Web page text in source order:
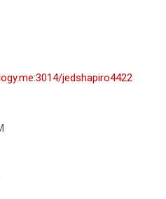
jedshapiro4422